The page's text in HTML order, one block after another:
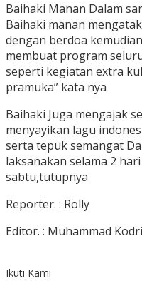
Baihaki Manan Dalam
Baihaki manan
dengan berdoa
membuat program
seperti kegiatan extra
pramuka” kata nya
Baihaki Juga mengajak
menyayikan lagu
serta tepuk semangat
laksanakan selama 2
sabtu,tutupnya
Reporter. : Rolly
Editor. : Muhammad Kodri
Ikuti Kami